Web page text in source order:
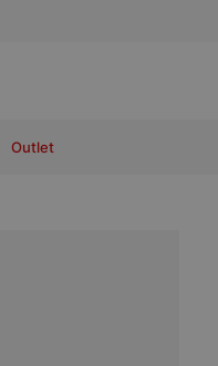
Outlet